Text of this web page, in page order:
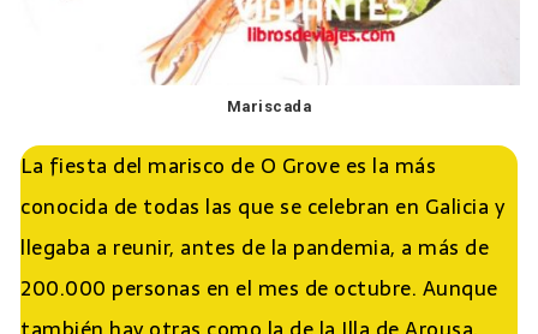
Mariscada
La fiesta del marisco de O Grove es la más
conocida de todas las que se celebran en Galicia y
llegaba a reunir, antes de la pandemia, a más de
200.000 personas en el mes de octubre. Aunque